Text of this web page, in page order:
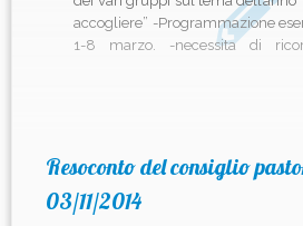
accogliere” -Programmazione
1-8 marzo. -necessita di
Resoconto del consiglio
03/11/2014